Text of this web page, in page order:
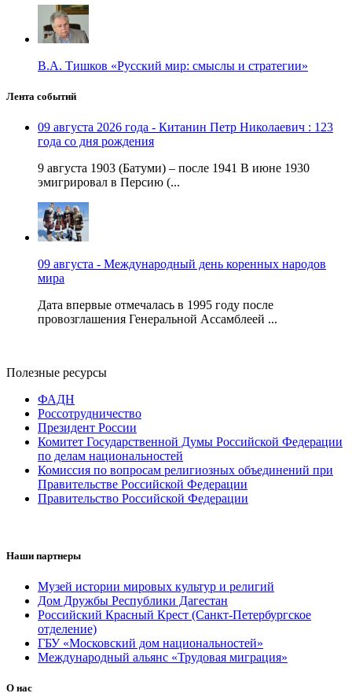
В.А. Тишков «Русский мир: смыслы и стратегии»
Лента событий
09 августа 2026 года - Китанин Петр Николаевич : 123
года со дня рождения
9 августа 1903 (Батуми) – после 1941 В июне 1930
эмигрировал в Персию (...
09 августа - Международный день коренных народов
мира
Дата впервые отмечалась в 1995 году после
провозглашения Генеральной Ассамблеей ...
Полезные ресурсы
ФАДН
Россотрудничество
Президент России
Комитет Государственной Думы Российской Федерации
по делам национальностей
Комиссия по вопросам религиозных объединений при
Правительстве Российской Федерации
Правительство Российской Федерации
Наши партнеры
Музей истории мировых культур и религий
Дом Дружбы Республики Дагестан
Российский Красный Крест (Санкт-Петербургское
отделение)
ГБУ «Московский дом национальностей»
Международный альянс «Трудовая миграция»
О нас